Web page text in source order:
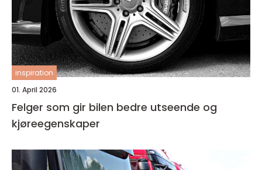
inspiration
01. April 2026
Felger som gir bilen bedre utseende og
kjøreegenskaper